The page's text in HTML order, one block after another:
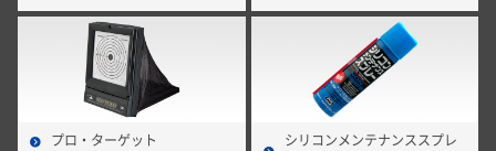
プロ・ターゲット
シリコンメンテナンススプレ